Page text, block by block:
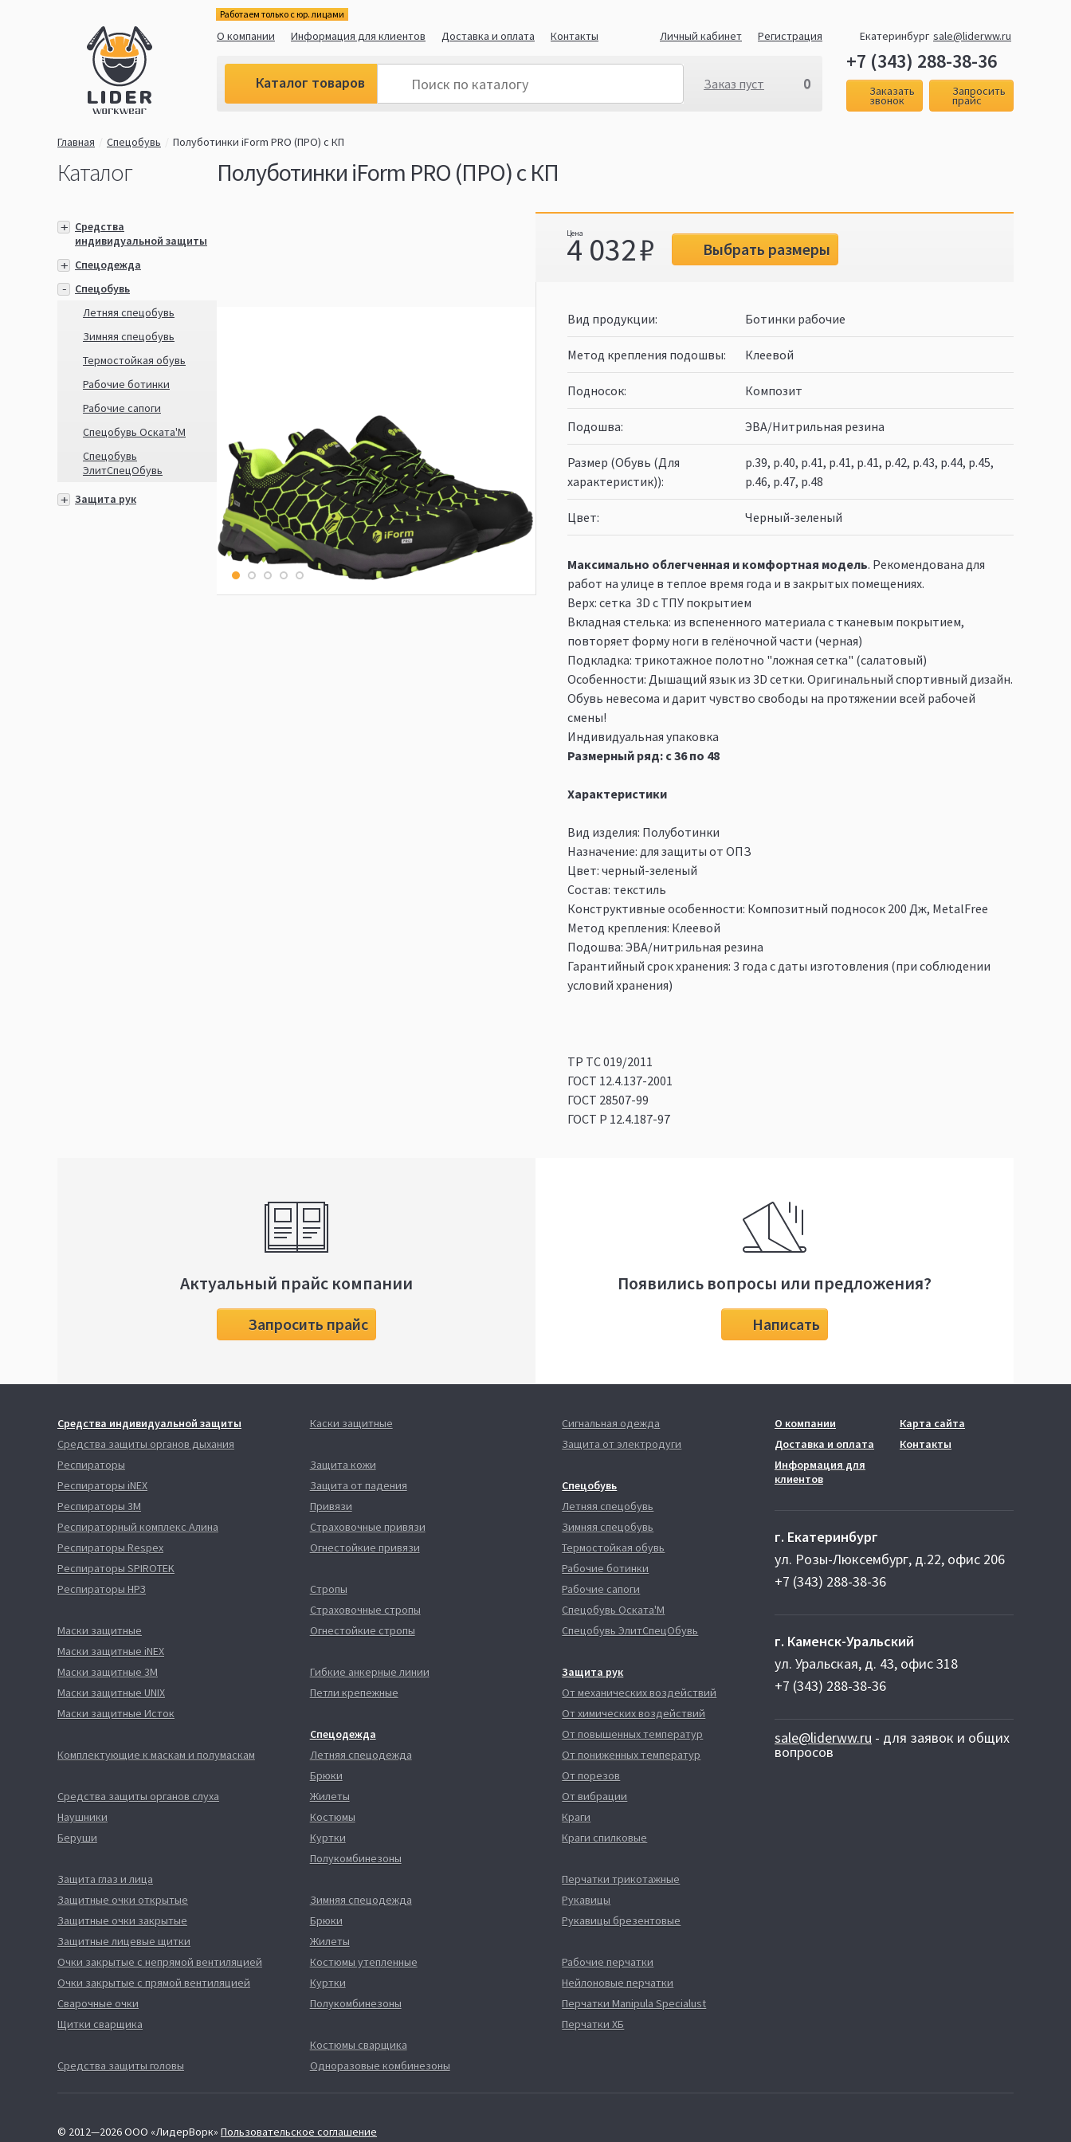
Работаем только с юр. лицами
О компании Информация для клиентов Доставка и оплата Контакты Личный кабинет Регистрация
Каталог товаров Заказ пуст 0
Екатеринбург sale@liderww.ru
+7 (343) 288-38-36
Заказать
звонок
Запросить
прайс
Главная Спецобувь Полуботинки iForm PRO (ПРО) с КП
Каталог Полуботинки iForm PRO (ПРО) с КП
Средства
индивидуальной защиты
Спецодежда
Спецобувь
Летняя спецобувь
Зимняя спецобувь
Термостойкая обувь
Рабочие ботинки
Рабочие сапоги
Спецобувь Оската'М
Спецобувь
ЭлитСпецОбувь
Защита рук
4 032 Выбрать размеры
Вид продукции Ботинки рабочие
Метод крепления подошвы Клеевой
Подносок Композит
Подошва ЭВА/Нитрильная резина
Размер (Обувь (Для
характеристик))
р.39, р.40, р.41, р.41, р.41, р.42, р.43, р.44, р.45,
р.46, р.47, р.48
Цвет Черный-зеленый
Максимально облегченная и комфортная модель. Рекомендована для
работ на улице в теплое время года и в закрытых помещениях.
Верх: сетка 3D с ТПУ покрытием
Вкладная стелька: из вспененного материала с тканевым покрытием,
повторяет форму ноги в гелёночной части (черная)
Подкладка: трикотажное полотно "ложная сетка" (салатовый)
Особенности: Дышащий язык из 3D сетки. Оригинальный спортивный дизайн.
Обувь невесома и дарит чувство свободы на протяжении всей рабочей
смены!
Индивидуальная упаковка
Размерный ряд: с 36 по 48
Характеристики
Вид изделия: Полуботинки
Назначение: для защиты от ОПЗ
Цвет: черный-зеленый
Состав: текстиль
Конструктивные особенности: Композитный подносок 200 Дж, MetalFree
Метод крепления: Клеевой
Подошва: ЭВА/нитрильная резина
Гарантийный срок хранения: 3 года с даты изготовления (при соблюдении
условий хранения)
ТР ТС 019/2011
ГОСТ 12.4.137-2001
ГОСТ 28507-99
ГОСТ Р 12.4.187-97
Актуальный прайс компании
Запросить прайс
Появились вопросы или предложения?
Написать
Средства индивидуальной защиты
Средства защиты органов дыхания
Респираторы
Респираторы iNEX
Респираторы 3М
Респираторный комплекс Алина
Респираторы Respex
Респираторы SPIROTEK
Респираторы НРЗ
Маски защитные
Маски защитные iNEX
Маски защитные 3М
Маски защитные UNIX
Маски защитные Исток
Комплектующие к маскам и полумаскам
Средства защиты органов слуха
Наушники
Беруши
Защита глаз и лица
Защитные очки открытые
Защитные очки закрытые
Защитные лицевые щитки
Очки закрытые с непрямой вентиляцией
Очки закрытые с прямой вентиляцией
Сварочные очки
Щитки сварщика
Средства защиты головы
Каски защитные
Защита кожи
Защита от падения
Привязи
Страховочные привязи
Огнестойкие привязи
Стропы
Страховочные стропы
Огнестойкие стропы
Гибкие анкерные линии
Петли крепежные
Спецодежда
Летняя спецодежда
Брюки
Жилеты
Костюмы
Куртки
Полукомбинезоны
Зимняя спецодежда
Брюки
Жилеты
Костюмы утепленные
Куртки
Полукомбинезоны
Костюмы сварщика
Одноразовые комбинезоны
Сигнальная одежда
Защита от электродуги
Спецобувь
Летняя спецобувь
Зимняя спецобувь
Термостойкая обувь
Рабочие ботинки
Рабочие сапоги
Спецобувь Оската'М
Спецобувь ЭлитСпецОбувь
Защита рук
От механических воздействий
От химических воздействий
От повышенных температур
От пониженных температур
От порезов
От вибрации
Краги
Краги спилковые
Перчатки трикотажные
Рукавицы
Рукавицы брезентовые
Рабочие перчатки
Нейлоновые перчатки
Перчатки Manipula Specialust
Перчатки ХБ
О компании
Доставка и оплата
Информация для
клиентов
Карта сайта
Контакты
г. Екатеринбург
ул. Розы-Люксембург, д.22, офис 206
+7 (343) 288-38-36
г. Каменск-Уральский
ул. Уральская, д. 43, офис 318
+7 (343) 288-38-36
sale@liderww.ru - для заявок и общих
вопросов
© 2012—2026 ООО «ЛидерВорк» Пользовательское соглашение